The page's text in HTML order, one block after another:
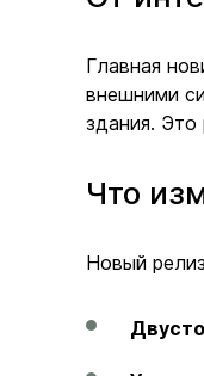
Главная
внешними
здания. Это
Что
Новый